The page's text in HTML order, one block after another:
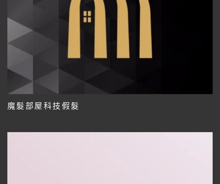
魔髮部屋科技假髮